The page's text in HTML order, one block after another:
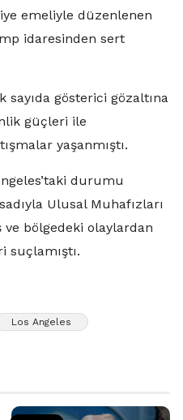
emeliyle düzenlenen
idaresinden sert
sayıda gösterici gözaltına
güçleri ile
yaşanmıştı.
durumu
Ulusal Muhafızları
ve bölgedeki olaylardan
suçlamıştı.
Los Angeles